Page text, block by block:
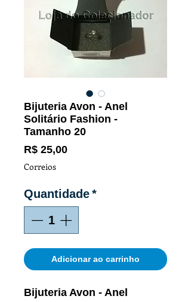
Bijuteria Avon - Anel
Solitário Fashion -
Tamanho 20
R$ 25,00Preço
Correios
Quantidade*
Adicionar ao carrinho
Bijuteria Avon - Anel